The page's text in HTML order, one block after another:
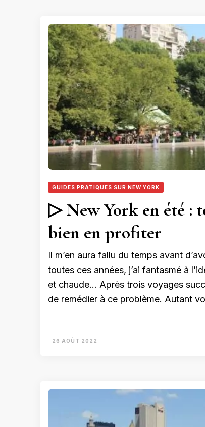
GUIDES PRATIQUES SUR NEW YORK
▷ New York en été :
bien en profiter
Il m’en aura fallu du temps avant
toutes ces années, j’ai fantasmé à
et chaude… Après trois voyages
de remédier à ce problème. Autant
26 AOÛT 2022